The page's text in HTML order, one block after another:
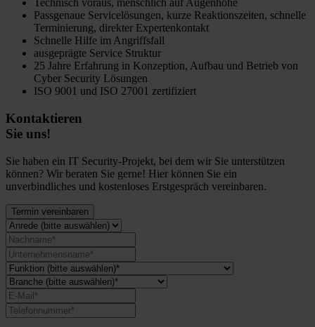
Technisch voraus, menschlich auf Augenhöhe
Passgenaue Servicelösungen, kurze Reaktionszeiten, schnelle
Terminierung, direkter Expertenkontakt
Schnelle Hilfe im Angriffsfall
ausgeprägte Service Struktur
25 Jahre Erfahrung in Konzeption, Aufbau und Betrieb von
Cyber Security Lösungen
ISO 9001 und ISO 27001 zertifiziert
Kontaktieren
Sie uns!
Sie haben ein IT Security-Projekt, bei dem wir Sie unterstützen
können? Wir beraten Sie gerne! Hier können Sie ein
unverbindliches und kostenloses Erstgespräch vereinbaren.
Termin vereinbaren